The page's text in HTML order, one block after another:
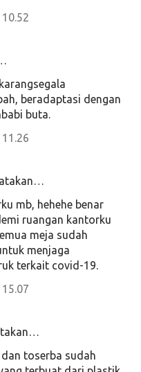
beradaptasi dengan
buta.
mb, hehehe benar
ruangan kantorku
meja sudah
menjaga
terkait covid-19.
toserba sudah